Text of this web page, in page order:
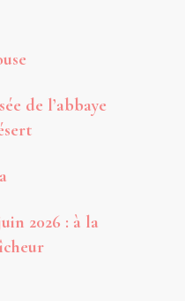
de l’abbaye
2026 : à la